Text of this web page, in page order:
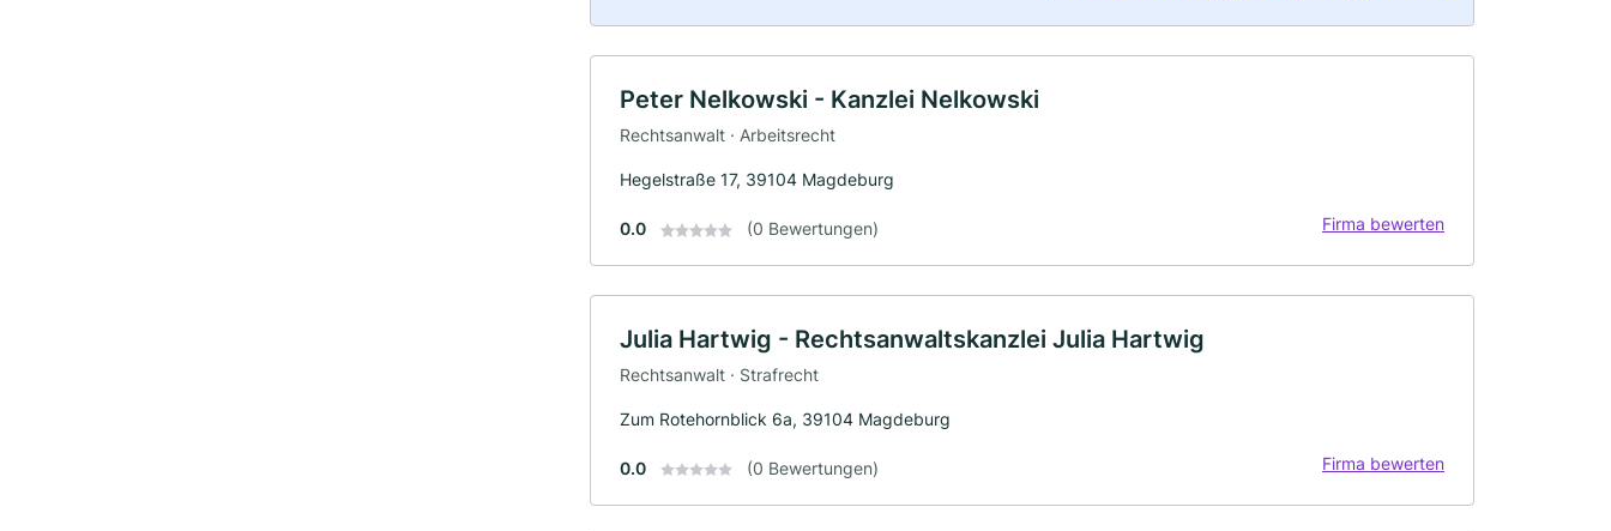
Peter Nelkowski - Kanzlei Nelkowski
Rechtsanwalt · Arbeitsrecht
Hegelstraße 17, 39104 Magdeburg
0.0 (0 Bewertungen) Firma bewerten
Julia Hartwig - Rechtsanwaltskanzlei Julia Hartwig
Rechtsanwalt · Strafrecht
Zum Rotehornblick 6a, 39104 Magdeburg
0.0 (0 Bewertungen) Firma bewerten